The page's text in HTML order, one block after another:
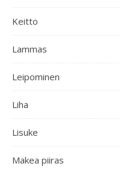
Keitto
Lammas
Leipominen
Liha
Lisuke
Makea piiras